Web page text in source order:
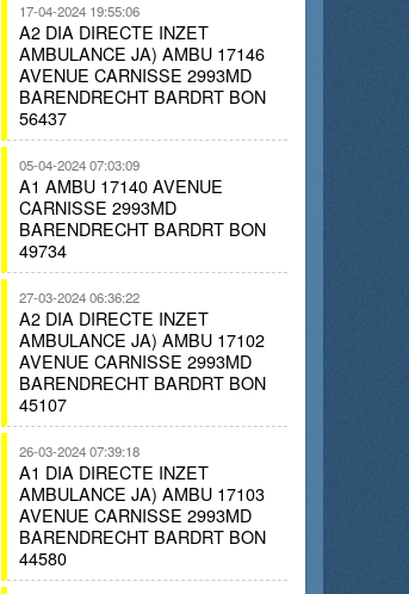
17-04-2024 19:55:06
A2 DIA DIRECTE INZET
AMBULANCE JA) AMBU 17146
AVENUE CARNISSE 2993MD
BARENDRECHT BARDRT BON
56437
05-04-2024 07:03:09
A1 AMBU 17140 AVENUE
CARNISSE 2993MD
BARENDRECHT BARDRT BON
49734
27-03-2024 06:36:22
A2 DIA DIRECTE INZET
AMBULANCE JA) AMBU 17102
AVENUE CARNISSE 2993MD
BARENDRECHT BARDRT BON
45107
26-03-2024 07:39:18
A1 DIA DIRECTE INZET
AMBULANCE JA) AMBU 17103
AVENUE CARNISSE 2993MD
BARENDRECHT BARDRT BON
44580